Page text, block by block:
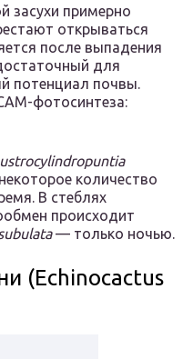
засухи примерно
открываться
после выпадения
для
потенциал почвы.
фотосинтеза:
количество
В стеблях
происходит
— только ночью.
(Echinocactus